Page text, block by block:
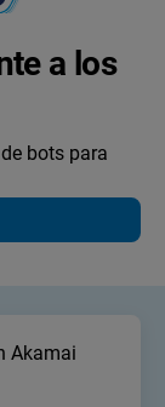
a los
bots para
Akamai